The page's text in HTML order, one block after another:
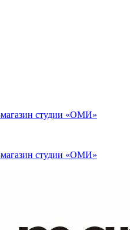
студии «ОМИ»
студии «ОМИ»